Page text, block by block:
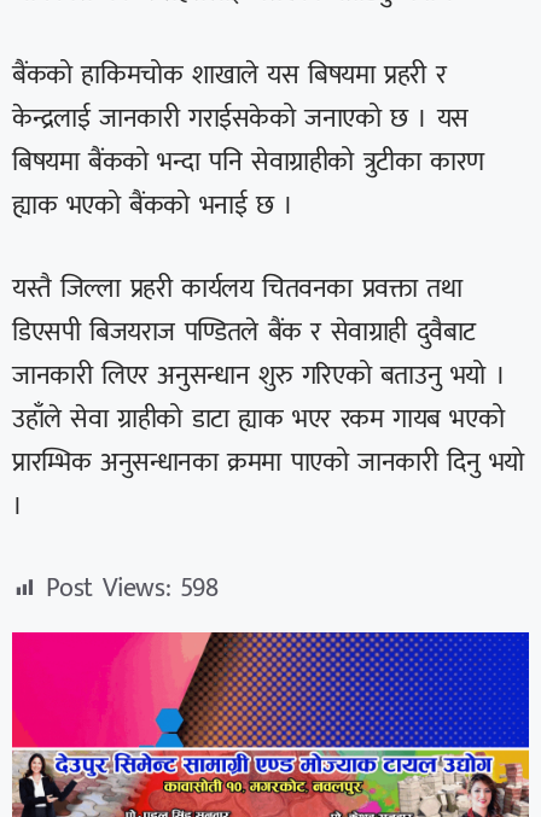
बैंकको हाकिमचोक शाखाले यस बिषयमा प्रहरी र
केन्द्रलाई जानकारी गराईसकेको जनाएको छ । यस
बिषयमा बैंकको भन्दा पनि सेवाग्राहीको त्रुटीका कारण
ह्याक भएको बैंकको भनाई छ ।
यस्तै जिल्ला प्रहरी कार्यलय चितवनका प्रवक्ता तथा
डिएसपी बिजयराज पण्डितले बैंक र सेवाग्राही दुवैबाट
जानकारी लिएर अनुसन्धान शुरु गरिएको बताउनु भयो ।
उहाँले सेवा ग्राहीको डाटा ह्याक भएर रकम गायब भएको
प्रारम्भिक अनुसन्धानका क्रममा पाएको जानकारी दिनु भयो
।
Post Views: 598